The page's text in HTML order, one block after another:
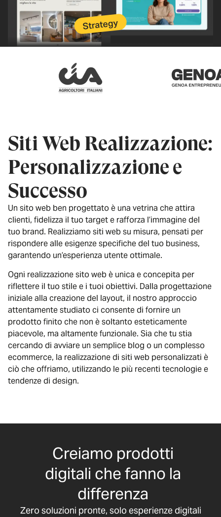
Siti Web Realizzazione:
Personalizzazione e
Successo
Un sito web ben progettato è una vetrina che attira
clienti, fidelizza il tuo target e rafforza l’immagine del
tuo brand. Realizziamo siti web su misura, pensati per
rispondere alle esigenze specifiche del tuo business,
garantendo un’esperienza utente ottimale.
Ogni realizzazione sito web è unica e concepita per
riflettere il tuo stile e i tuoi obiettivi. Dalla progettazione
iniziale alla creazione del layout, il nostro approccio
attentamente studiato ci consente di fornire un
prodotto finito che non è soltanto esteticamente
piacevole, ma altamente funzionale. Sia che tu stia
cercando di avviare un semplice blog o un complesso
ecommerce, la realizzazione di siti web personalizzati è
ciò che offriamo, utilizzando le più recenti tecnologie e
tendenze di design.
Creiamo prodotti
digitali che fanno la
differenza
Zero soluzioni pronte, solo esperienze digitali